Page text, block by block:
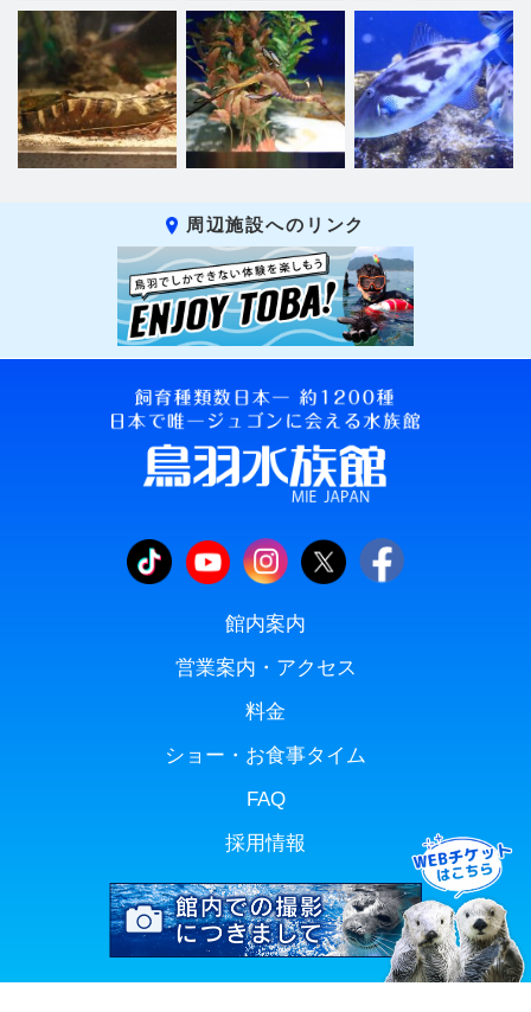
周辺施設へのリンク
館内案内
営業案内・アクセス
料金
ショー・お食事タイム
FAQ
採用情報